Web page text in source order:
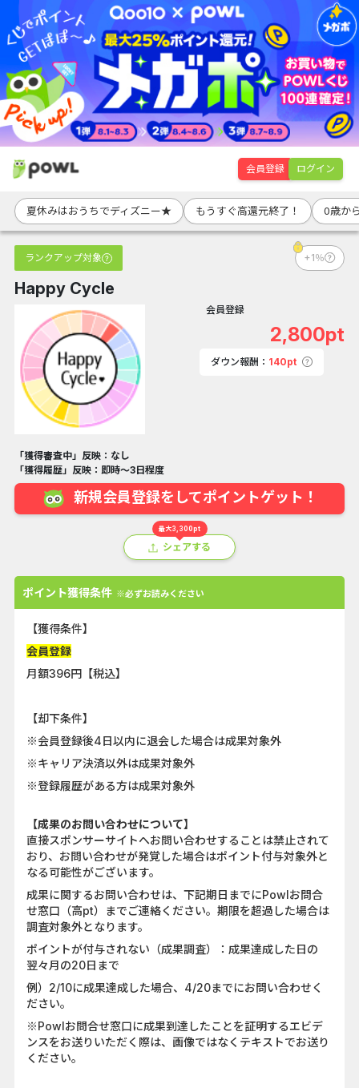
会員登録 ログイン
夏休みはおうちでディズニー★ もうすぐ高還元終了！ 0歳か
ランクアップ対象 +1％
Happy Cycle
会員登録
2,800pt
ダウン報酬： 140pt
「獲得審査中」反映：なし
「獲得履歴」反映：即時～3日程度
新規会員登録をしてポイントゲット！
最大3,300pt
シェアする
ポイント獲得条件 ※必ずお読みください
【獲得条件】
会員登録
月額396円【税込】
【却下条件】
※会員登録後4日以内に退会した場合は成果対象外
※キャリア決済以外は成果対象外
※登録履歴がある方は成果対象外
【成果のお問い合わせについて】
直接スポンサーサイトへお問い合わせすることは禁止されて
おり、お問い合わせが発覚した場合はポイント付与対象外と
なる可能性がございます。
成果に関するお問い合わせは、下記期日までにPowlお問合
せ窓口（高pt）までご連絡ください。期限を超過した場合は
調査対象外となります。
ポイントが付与されない（成果調査）：成果達成した日の
翌々月の20日まで
例）2/10に成果達成した場合、4/20までにお問い合わせく
ださい。
※Powlお問合せ窓口に成果到達したことを証明するエビデ
ンスをお送りいただく際は、画像ではなくテキストでお送り
ください。